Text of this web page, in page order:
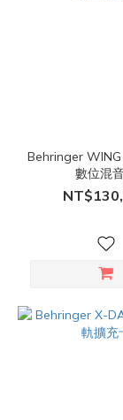
Behringer WING
數位混